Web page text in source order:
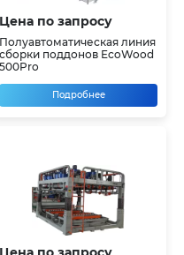
Цена по запросу
Полуавтоматическая линия
сборки поддонов EcoWood
500Pro
Подробнее